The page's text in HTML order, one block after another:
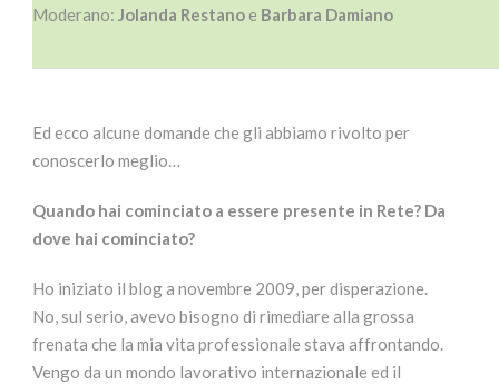
Moderano: Jolanda Restano e Barbara Damiano
Ed ecco alcune domande che gli abbiamo rivolto per
conoscerlo meglio…
Quando hai cominciato a essere presente in Rete? Da
dove hai cominciato?
Ho iniziato il blog a novembre 2009, per disperazione.
No, sul serio, avevo bisogno di rimediare alla grossa
frenata che la mia vita professionale stava affrontando.
Vengo da un mondo lavorativo internazionale ed il